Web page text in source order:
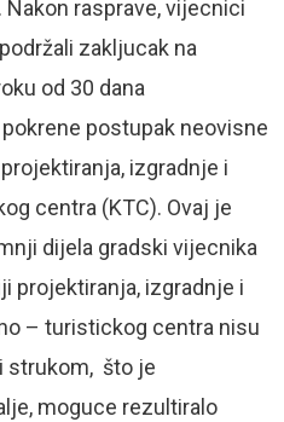
rasprave, vijecnici
zakljucak na
od 30 dana
postupak neovisne
izgradnje i
centra (KTC). Ovaj je
dijela gradski vijecnika
projektiranja, izgradnje i
– turistickog centra nisu
strukom, što je
moguce rezultiralo